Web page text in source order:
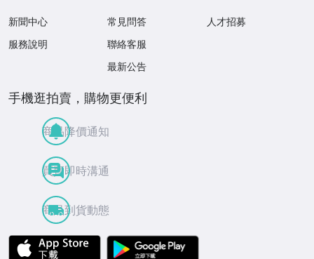
新聞中心
服務說明
常見問答
聯絡客服
最新公告
人才招募
手機逛拍賣，購物更便利
商品降價通知
買賣即時溝通
商品到貨動態
APP Store